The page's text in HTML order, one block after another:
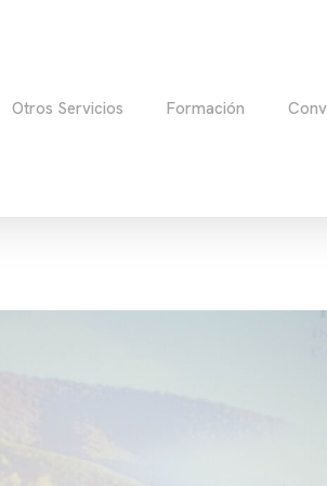
Otros Servicios Formación